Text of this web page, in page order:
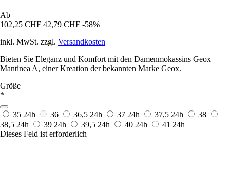
Ab
102,25 CHF 42,79 CHF -58%
inkl. MwSt. zzgl. Versandkosten
Bieten Sie Eleganz und Komfort mit den Damenmokassins Geox
Mantinea A, einer Kreation der bekannten Marke Geox.
Größe
*
35 24h 36 36,5 24h 37 24h 37,5 24h
38
38,5 24h 39 24h 39,5 24h 40 24h 41 24h
Dieses Feld ist erforderlich